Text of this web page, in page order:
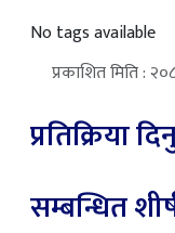
No tags available
प्रकाशित मिति :
प्रतिक्रिया
सम्बन्धित